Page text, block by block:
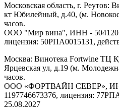
Московская область, г. Реутов:
кт Юбилейный, д.40, (м.
часов.
ООО "Мир вина", ИНН -
лицензия: 50РПА0015131,
Москва: Винотека Fortwine ТЦ
Ярцевская ул, д.19 (м.
часов.
ООО «ФОРТВАЙН СЕВЕР»,
1197746673376, лицензия:
25.08.2027